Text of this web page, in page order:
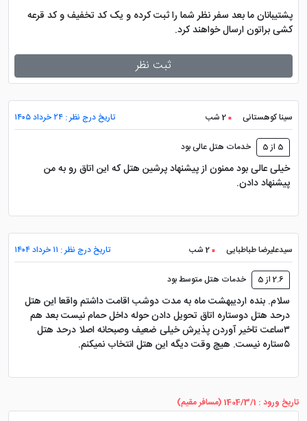
ساعته 05131896 و 05138096 است که کارشناسان رزرو هتل
سایت هتل ارغوان مشهد
هتل ارغوان مشهد اینستاگرام دارد اما کارایی برای رزرو هتل
نداشته و صرفا عکس های هتل را به نمایش می گذارد. پس
هتل که مرجع رسمی تور قطار مشهد است مراجعه نمایید تا
با کمترین قیمت بتواندی
هتل ارغوان را رزرو
نمایید. جهت رزرو کافیست نوع اتاق، تاریخ ورود و خروج را
مشخص کنید و پس از پرداخت در درگاه بانکی واچر یا همان
سند اقامت را به صورت آنلاین دریافت نمایید.
نظرهای مختلفی برای هتل بین المللی ارغوان به ثبت رسیده
پشتیبانان ما بعد سفر نظر شما را ثبت کرده و یک کد تخفیف و کد قرعه
کشی براتون ارسال خواهند کرد.
ثبت نظر
سینا کوهستانی 2 شب تاریخ درج نظر : ۲۴ خرداد ۱۴۰۵
5 از 5 خدمات هتل عالی بود
خیلی عالی بود ممنون از پیشنهاد پرشین هتل که این اتاق رو به من
پیشنهاد دادن.
سیدعلیرضا طباطبایی 2 شب تاریخ درج نظر : ۱۱ خرداد ۱۴۰۴
2.6 از 5 خدمات هتل متوسط بود
سلام. بنده اردیبهشت ماه به مدت دوشب اقامت داشتم واقعا این هتل
درحد هتل دوستاره اتاق تحویل دادن حوله داخل حمام نیست بعد هم
۳ساعت تاخیر آوردن پذیرش خیلی ضعیف وصبحانه اصلا درحد هتل
۵ستاره نیست. هیچ وقت دیگه این هتل انتخاب نمیکنم.
تاریخ ورود : 1404/3/1 (مسافر مقیم)